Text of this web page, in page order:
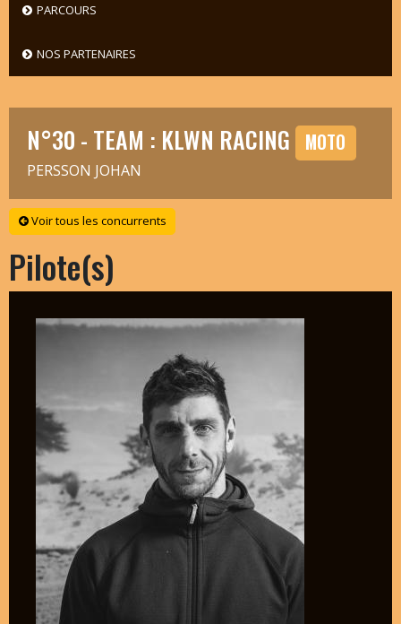
PARCOURS
NOS PARTENAIRES
N°30 - TEAM : KLWN RACING MOTO
PERSSON JOHAN
Voir tous les concurrents
Pilote(s)